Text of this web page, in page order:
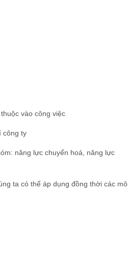
vào công việc
công ty
năng lực chuyển hoá, năng lực
ta có thể áp dụng đồng thời các mô